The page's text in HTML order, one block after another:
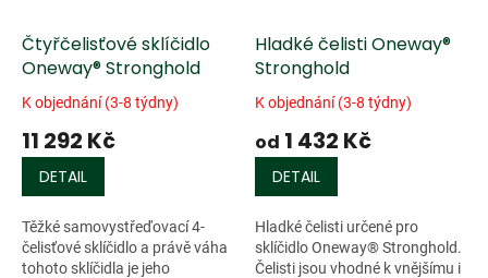
Čtyřčelisťové sklíčidlo
Oneway® Stronghold
K objednání (3-8 týdny)
11 292 Kč
DETAIL
Těžké samovystřeďovací 4-
čelisťové sklíčidlo a právě váha
tohoto sklíčidla je jeho
Hladké čelisti Oneway®
Stronghold
K objednání (3-8 týdny)
od 1 432 Kč
DETAIL
Hladké čelisti určené pro
sklíčidlo Oneway® Stronghold.
Čelisti jsou vhodné k vnějšímu i